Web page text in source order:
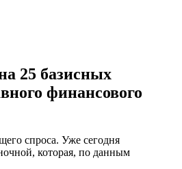
25 базисных
финансового
спроса. Уже сегодня
которая, по данным